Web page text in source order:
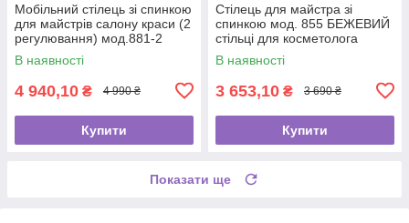
Мобільний стілець зі спинкою
для майстрів салону краси (2
регулювання) мод.881-2
В наявності
4 940,10 ₴ 4 990 ₴
Купити
Стілець для майстра зі
спинкою мод. 855 БЕЖЕВИЙ
стільці для косметолога
стоматолога
В наявності
3 653,10 ₴ 3 690 ₴
Купити
Показати ще